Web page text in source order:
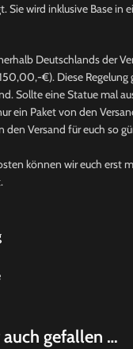
Sie wird inklusive Base in
Deutschlands der
€). Diese Regelung
Sollte eine Statue mal
ein Paket von den
den Versand für euch so
können wir euch erst
gefallen …